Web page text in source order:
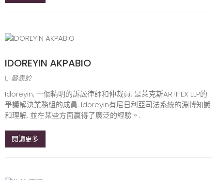
IDOREYIN AKPABIO
發表於
Idoreyin, 一個精明的訴訟律師和仲裁員, 是萊克斯ARTIFEX LLP的
爭議解決業務組的成員. Idoreyin有尼日利亞司法系統的淵博知識
和理解, 並在某些方面贏得了廣泛的經驗。.
閱讀更多